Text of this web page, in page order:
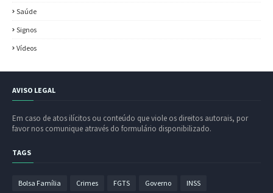
Saúde
Signos
Vídeos
AVISO LEGAL
Em caso de atos ilícitos ou conteúdo que viole os direitos autorais, por
favor nos comunique através do formulário disponibilizado.
TAGS
Bolsa Família Crimes FGTS Governo INSS